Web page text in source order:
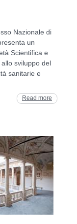
Nazionale di
un
Scientifica e
sviluppo del
sanitarie e
Read more